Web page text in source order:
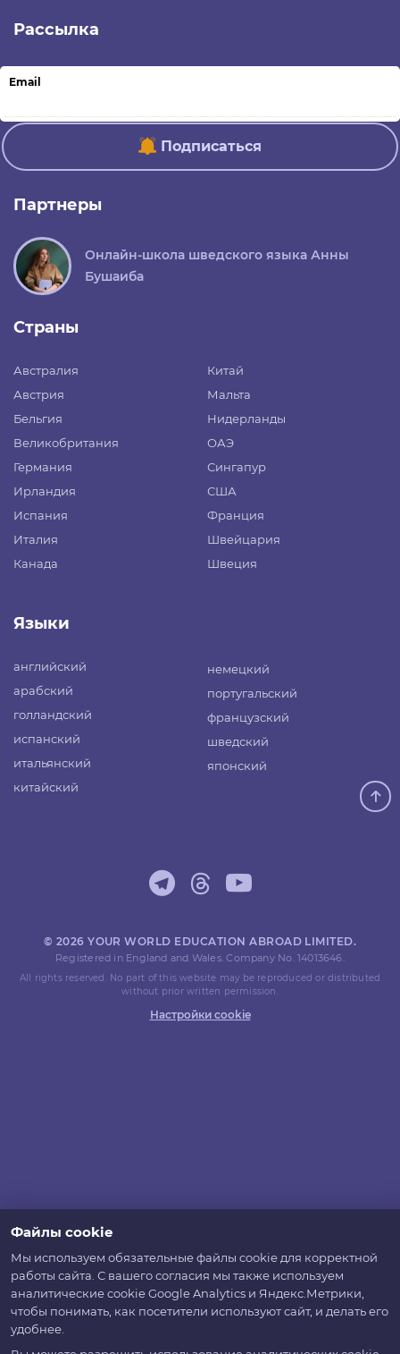
Рассылка
Email
Подписаться
Партнеры
Онлайн-школа шведского языка Анны
Бушаиба
Страны
Австралия
Австрия
Бельгия
Великобритания
Германия
Ирландия
Испания
Италия
Канада
Китай
Мальта
Нидерланды
ОАЭ
Сингапур
США
Франция
Швейцария
Швеция
Языки
английский
арабский
голландский
испанский
итальянский
китайский
немецкий
португальский
французский
шведский
японский
© 2026 YOUR WORLD EDUCATION ABROAD LIMITED.
Registered in England and Wales. Company No. 14013646.
All rights reserved. No part of this website may be reproduced or distributed
without prior written permission.
Настройки cookie
Файлы cookie
Мы используем обязательные файлы cookie для корректной
работы сайта. С вашего согласия мы также используем
аналитические cookie Google Analytics и Яндекс.Метрики,
чтобы понимать, как посетители используют сайт, и делать его
удобнее.